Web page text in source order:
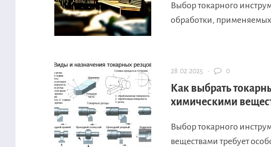
Выбор токарного
обработки,
28.02.2025 · 0
Как выбрать
химическими
Выбор токарного
веществами требует